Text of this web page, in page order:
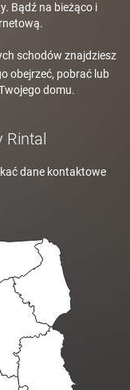
Bądź na bieżąco i
schodów znajdziesz
obejrzeć, pobrać lub
domu.
Rintal
dane kontaktowe